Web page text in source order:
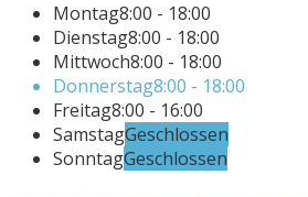
Montag8:00 - 18:00
Dienstag8:00 - 18:00
Mittwoch8:00 - 18:00
Donnerstag8:00 - 18:00
Freitag8:00 - 16:00
SamstagGeschlossen
SonntagGeschlossen